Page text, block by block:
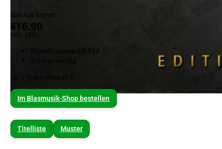
von Adi Rinner
€16.90
inkl. USt.
Bestellnummer
ER-514
Im Blasmusik-Shop bestellen
Titelliste Muster